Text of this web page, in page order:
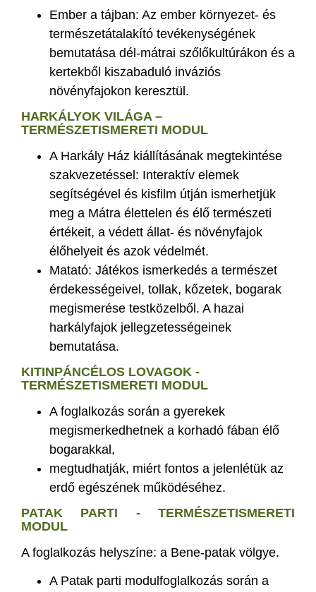
Ember a tájban: Az ember környezet- és
természetátalakító tevékenységének
bemutatása dél-mátrai szőlőkultúrákon és a
kertekből kiszabaduló inváziós
növényfajokon keresztül.
HARKÁLYOK VILÁGA –
TERMÉSZETISMERETI MODUL
A Harkály Ház kiállításának megtekintése
szakvezetéssel: Interaktív elemek
segítségével és kisfilm útján ismerhetjük
meg a Mátra élettelen és élő természeti
értékeit, a védett állat- és növényfajok
élőhelyeit és azok védelmét.
Matató: Játékos ismerkedés a természet
érdekességeivel, tollak, kőzetek, bogarak
megismerése testközelből. A hazai
harkályfajok jellegzetességeinek
bemutatása.
KITINPÁNCÉLOS LOVAGOK -
TERMÉSZETISMERETI MODUL
A foglalkozás során a gyerekek
megismerkedhetnek a korhadó fában élő
bogarakkal,
megtudhatják, miért fontos a jelenlétük az
erdő egészének működéséhez.
PATAK PARTI - TERMÉSZETISMERETI
MODUL
A foglalkozás helyszíne: a Bene-patak völgye.
A Patak parti modulfoglalkozás során a